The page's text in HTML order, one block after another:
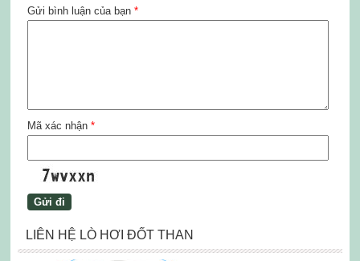
Gửi bình luận của bạn *
Mã xác nhận *
LIÊN HỆ LÒ HƠI ĐỐT THAN